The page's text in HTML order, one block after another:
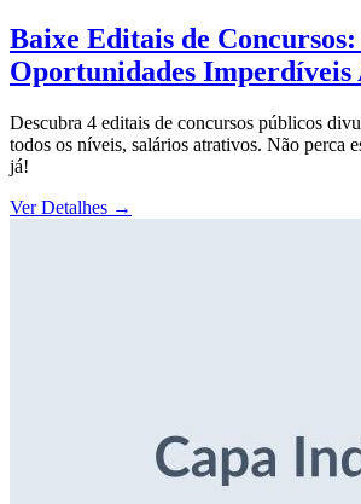
Baixe Editais de Concursos:
Oportunidades Imperdíveis
Descubra 4 editais de concursos públicos
todos os níveis, salários atrativos. Não perca
já!
Ver Detalhes →